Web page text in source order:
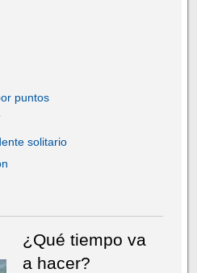
puntos
solitario
¿Qué tiempo va
a hacer?